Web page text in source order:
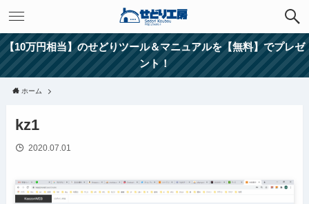
【10万円相当】のせどりツール＆マニュアルを【無料】でプレゼ
ント！
ホーム
kz1
2020.07.01